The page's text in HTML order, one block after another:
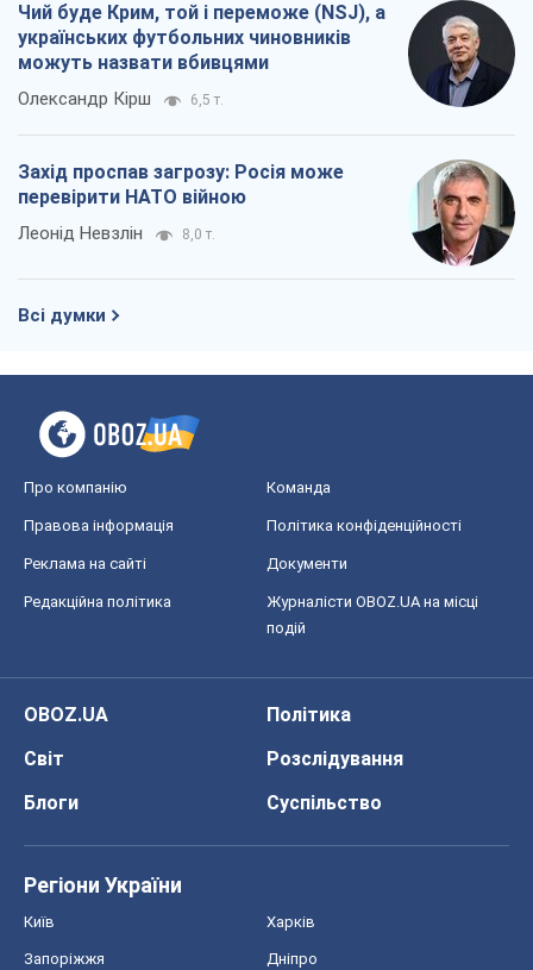
Чий буде Крим, той і переможе (NSJ), а
українських футбольних чиновників
можуть назвати вбивцями
Олександр Кірш 6,5 т.
Захід проспав загрозу: Росія може
перевірити НАТО війною
Леонід Невзлін 8,0 т.
Всі думки
Про компанію Команда
Правова інформація Політика конфіденційності
Реклама на сайті Документи
Редакційна політика
Журналісти OBOZ.UA на місці
подій
OBOZ.UA
Політика
Світ
Розслідування
Блоги
Суспільство
Регіони України
Київ Харків
Запоріжжя Дніпро